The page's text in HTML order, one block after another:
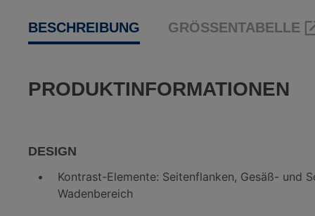
BESCHREIBUNG GRÖSSENTABELLE
PRODUKTINFORMATIONEN
DESIGN
Kontrast-Elemente: Seitenflanken, Gesäß- und
Wadenbereich